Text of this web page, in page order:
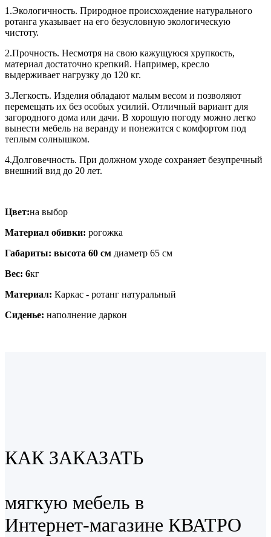
1.Экологичность. Природное происхождение натурального
ротанга указывает на его безусловную экологическую
чистоту.
2.Прочность. Несмотря на свою кажущуюся хрупкость,
материал достаточно крепкий. Например, кресло
выдерживает нагрузку до 120 кг.
3.Легкость. Изделия обладают малым весом и позволяют
перемещать их без особых усилий. Отличный вариант для
загородного дома или дачи. В хорошую погоду можно легко
вынести мебель на веранду и понежится с комфортом под
теплым солнышком.
4.Долговечность. При должном уходе сохраняет безупречный
внешний вид до 20 лет.
Цвет:на выбор
Материал обивки: рогожка
Габариты: высота 60 см диаметр 65 см
Вес: 6кг
Материал: Каркас - ротанг натуральный
Сиденье: наполнение даркон
КАК ЗАКАЗАТЬ
мягкую мебель в
Интернет-магазине КВАТРО